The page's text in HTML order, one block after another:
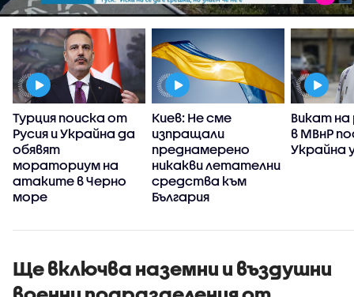
Турция поиска от
Русия и Украйна да
обявят
мораториум на
атаките в Черно
море
Киев: Не сме
изпращали
преднамерено
никакви летателни
средства към
България
Викат на
в МВнР
Украйна
Ще включва наземни и въздушни